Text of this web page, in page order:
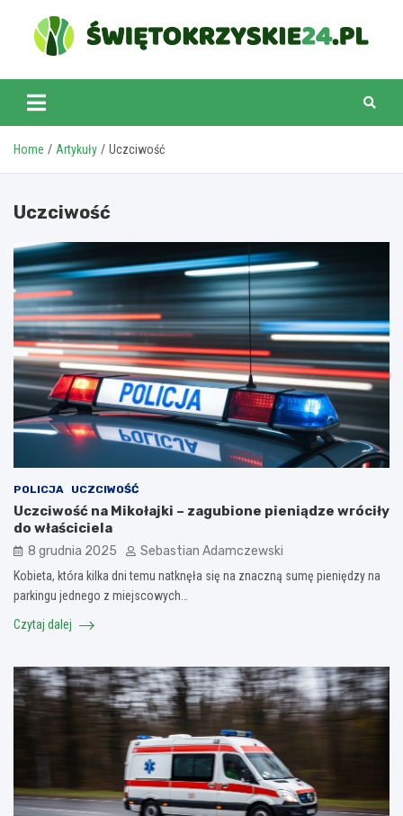
content
swietokrzyskie24.pl
Home Artykuły Uczciwość
Uczciwość
POLICJA UCZCIWOŚĆ
Uczciwość na Mikołajki – zagubione pieniądze wróciły
do właściciela
8 grudnia 2025 Sebastian Adamczewski
Kobieta, która kilka dni temu natknęła się na znaczną sumę pieniędzy na
parkingu jednego z miejscowych…
Czytaj dalej